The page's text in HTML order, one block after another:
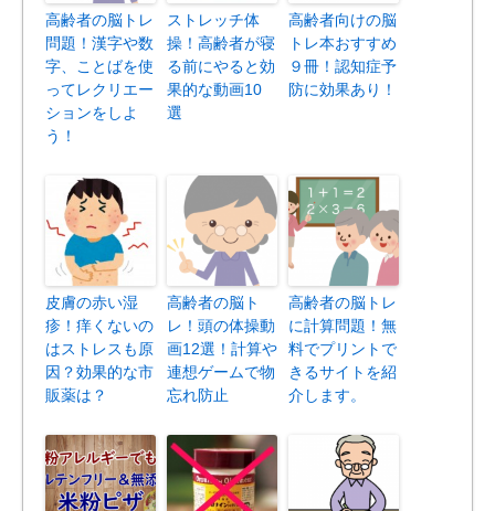
高齢者の脳トレ
問題！漢字や数
字、ことばを使
ってレクリエー
ションをしよ
う！
ストレッチ体
操！高齢者が寝
る前にやると効
果的な動画10
選
高齢者向けの脳
トレ本おすすめ
９冊！認知症予
防に効果あり！
皮膚の赤い湿
疹！痒くないの
はストレスも原
因？効果的な市
販薬は？
高齢者の脳ト
レ！頭の体操動
画12選！計算や
連想ゲームで物
忘れ防止
高齢者の脳トレ
に計算問題！無
料でプリントで
きるサイトを紹
介します。